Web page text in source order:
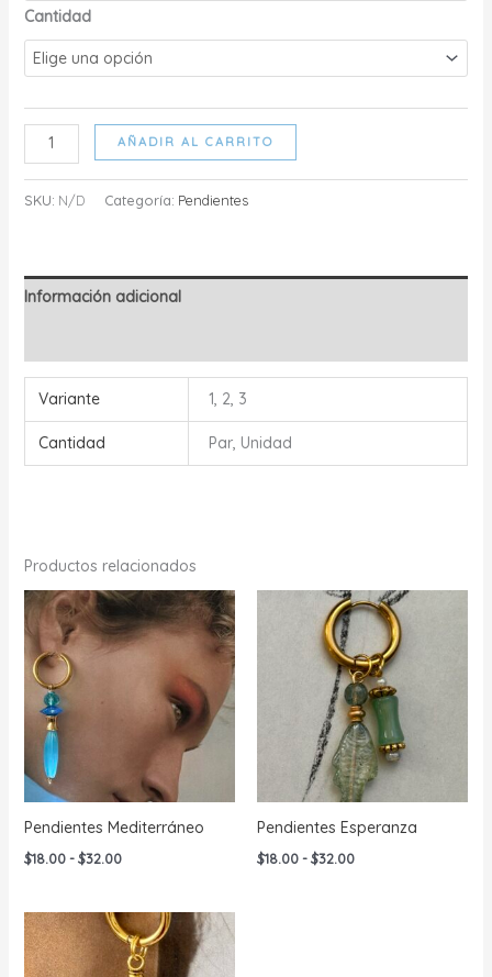
Cantidad
Pendientes
Azabache
cantidad
AÑADIR AL CARRITO
SKU: N/D Categoría: Pendientes
Información adicional
Variante 1, 2, 3
Cantidad Par, Unidad
Productos relacionados
Pendientes Mediterráneo
$18.00 - $32.00Rango
desde
$18.00
hasta
$32.00
Pendientes Esperanza
$18.00-$32.00Rango